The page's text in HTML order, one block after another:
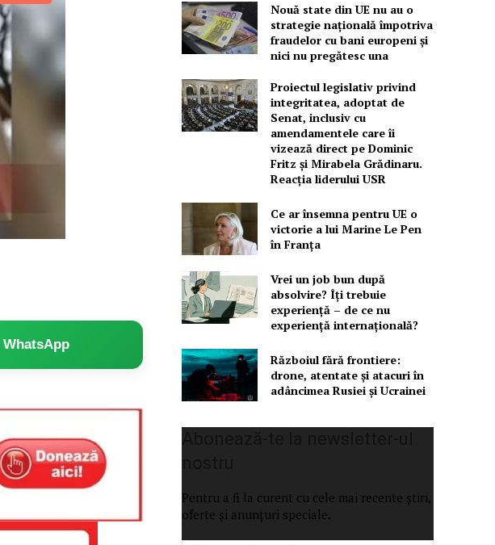
WhatsApp
Nouă state din UE nu au o
strategie națională împotriva
fraudelor cu bani europeni și
nici nu pregătesc una
Proiectul legislativ privind
integritatea, adoptat de
Senat, inclusiv cu
amendamentele care îi
vizează direct pe Dominic
Fritz și Mirabela Grădinaru.
Reacția liderului USR
Ce ar însemna pentru UE o
victorie a lui Marine Le Pen
în Franța
Vrei un job bun după
absolvire? Îți trebuie
experiență – de ce nu
experiență internațională?
Războiul fără frontiere:
drone, atentate și atacuri în
adâncimea Rusiei și Ucrainei
Pentru a fi la curent cu cele mai recente știri,
oferte și anunțuri speciale.